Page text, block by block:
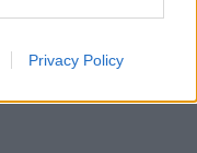
Privacy Policy